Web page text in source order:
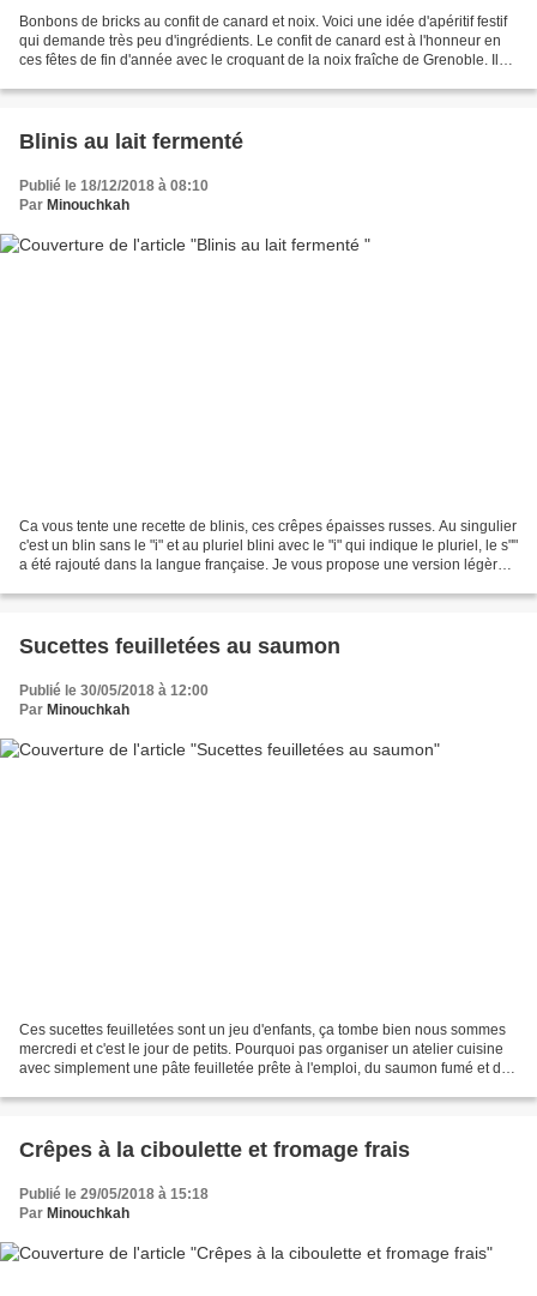
Bonbons de bricks au confit de canard et noix. Voici une idée d'apéritif festif
qui demande très peu d'ingrédients. Le confit de canard est à l'honneur en
ces fêtes de fin d'année avec le croquant de la noix fraîche de Grenoble. Il
Blinis au lait fermenté
Publié le 18/12/2018 à 08:10
Par Minouchkah
Ca vous tente une recette de blinis, ces crêpes épaisses russes. Au singulier
c'est un blin sans le "i" et au pluriel blini avec le "i" qui indique le pluriel, le s""
a été rajouté dans la langue française. Je vous propose une version légère
Sucettes feuilletées au saumon
Publié le 30/05/2018 à 12:00
Par Minouchkah
Ces sucettes feuilletées sont un jeu d'enfants, ça tombe bien nous sommes
mercredi et c'est le jour de petits. Pourquoi pas organiser un atelier cuisine
avec simplement une pâte feuilletée prête à l'emploi, du saumon fumé et du
Crêpes à la ciboulette et fromage frais
Publié le 29/05/2018 à 15:18
Par Minouchkah